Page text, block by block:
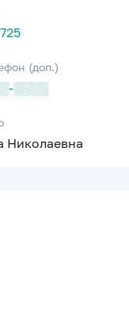
(доп.)
░░░░
Николаевна